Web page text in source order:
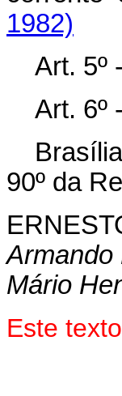
1982)
Art. 5º
Art. 6º
90º da
Armando
Mário
Este